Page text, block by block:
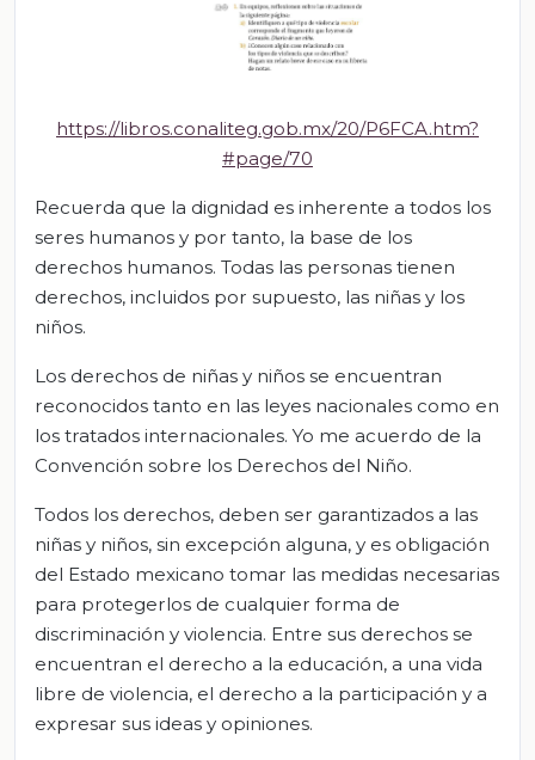
https://libros.conaliteg.gob.mx/20/P6FCA.htm?
#page/70
Recuerda que la dignidad es inherente a todos los
seres humanos y por tanto, la base de los
derechos humanos. Todas las personas tienen
derechos, incluidos por supuesto, las niñas y los
niños.
Los derechos de niñas y niños se encuentran
reconocidos tanto en las leyes nacionales como en
los tratados internacionales. Yo me acuerdo de la
Convención sobre los Derechos del Niño.
Todos los derechos, deben ser garantizados a las
niñas y niños, sin excepción alguna, y es obligación
del Estado mexicano tomar las medidas necesarias
para protegerlos de cualquier forma de
discriminación y violencia. Entre sus derechos se
encuentran el derecho a la educación, a una vida
libre de violencia, el derecho a la participación y a
expresar sus ideas y opiniones.